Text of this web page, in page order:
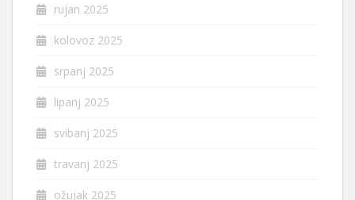
rujan 2025
kolovoz 2025
srpanj 2025
lipanj 2025
svibanj 2025
travanj 2025
ožujak 2025